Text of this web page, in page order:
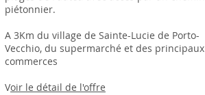
piétonnier.
A 3Km du village de Sainte-Lucie de Porto-
Vecchio, du supermarché et des principaux
commerces
Voir le détail de l'offre